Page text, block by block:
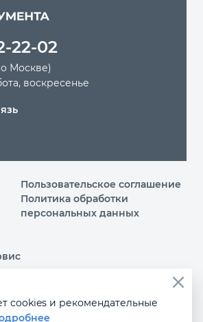
инструмент
22-02
Москве)
воскресенье
Пользовательское соглашение
Политика обработки
персональных данных
политики обработки
cookies и рекомендательные